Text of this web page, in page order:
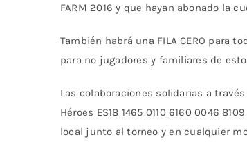
FARM 2016 y que hayan abonado la
También habrá una FILA CERO para
para no jugadores y familiares de
Las colaboraciones solidarias a
Héroes ES18 1465 0110 6160 0046
local junto al torneo y en cualquier